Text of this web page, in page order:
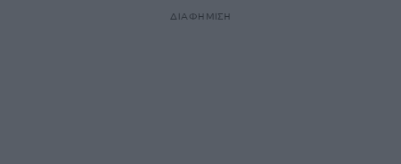
ΔΙΑΦΗΜΙΣΗ